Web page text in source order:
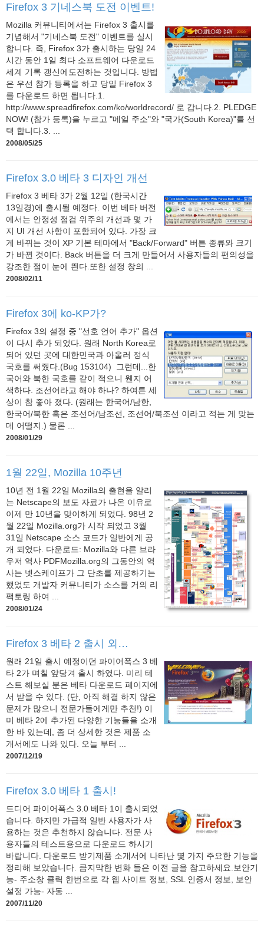
Firefox 3 기네스북 도전 이벤트!
Mozilla 커뮤니티에서는 Firefox 3 출시를
기념해서 "기네스북 도전" 이벤트를 실시
합니다. 즉, Firefox 3가 출시하는 당일 24
시간 동안 1일 최다 소프트웨어 다운로드
세계 기록 갱신에도전하는 것입니다. 방법
은 우선 참가 등록을 하고 당일 Firefox 3
를 다운로드 하면 됩니다.1.
http://www.spreadfirefox.com/ko/worldrecord/ 로 갑니다.2. PLEDGE
NOW! (참가 등록)을 누르고 "메일 주소"와 "국가(South Korea)"를 선
택 합니다.3. ...
2008/05/25
Firefox 3.0 베타 3 디자인 개선
Firefox 3 베타 3가 2월 12일 (한국시간
13일경)에 출시될 예정다. 이번 베타 버전
에서는 안정성 점검 위주의 개선과 몇 가
지 UI 개선 사항이 포함되어 있다. 가장 크
게 바뀌는 것이 XP 기본 테마에서 "Back/Forward" 버튼 종류와 크기
가 바뀐 것이다. Back 버튼을 더 크게 만들어서 사용자들의 편의성을
강조한 점이 눈에 띈다.또한 설정 창의 ...
2008/02/11
Firefox 3에 ko-KP가?
Firefox 3의 설정 중 "선호 언어 추가" 옵션
이 다시 추가 되었다. 원래 North Korea로
되어 있던 곳에 대한민국과 아울러 정식
국호를 써줬다.(Bug 153104) 그런데...한
국어와 북한 국호를 같이 적으니 웬지 어
색하다. 조선어라고 해야 하나? 하여튼 세
상이 참 좋아 졌다. (원래는 한국어/남한,
한국어/북한 혹은 조선어/남조선, 조선어/북조선 이라고 적는 게 맞는
데 어떨지.) 물론 ...
2008/01/29
1월 22일, Mozilla 10주년
10년 전 1월 22일 Mozilla의 출현을 알리
는 Netscape의 보도 자료가 나온 이유로
이제 만 10년을 맞이하게 되었다. 98년 2
월 22일 Mozilla.org가 시작 되었고 3월
31일 Netscape 소스 코드가 일반에게 공
개 되었다. 다운로드: Mozilla와 다른 브라
우저 역사 PDFMozilla.org의 그동안의 역
사는 넷스케이프가 그 단초를 제공하기는
했었도 개발자 커뮤니티가 소스를 거의 리
팩토링 하여 ...
2008/01/24
Firefox 3 베타 2 출시 외…
원래 21일 출시 예정이던 파이어폭스 3 베
타 2가 며칠 앞당겨 출시 하였다. 미리 테
스트 해보실 분은 베타 다운로드 페이지에
서 받을 수 있다. (단, 아직 해결 하지 않은
문제가 많으니 전문가들에게만 추천!) 이
미 베타 2에 추가된 다양한 기능들을 소개
한 바 있는데, 좀 더 상세한 것은 제품 소
개서에도 나와 있다. 오늘 부터 ...
2007/12/19
Firefox 3.0 베타 1 출시!
드디어 파이어폭스 3.0 베타 1이 출시되었
습니다. 하지만 가급적 일반 사용자가 사
용하는 것은 추천하지 않습니다. 전문 사
용자들의 테스트용으로 다운로드 하시기
바랍니다. 다운로드 받기제품 소개서에 나타난 몇 가지 주요한 기능을
정리해 보았습니다. 큼지막한 변화 들은 이전 글을 참고하세요.보안기
능- 주소창 클릭 한번으로 각 웹 사이트 정보, SSL 인증서 정보, 보안
설정 가능- 자동 ...
2007/11/20